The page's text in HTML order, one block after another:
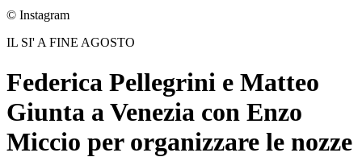
© Instagram
IL SI' A FINE AGOSTO
Federica Pellegrini e Matteo
Giunta a Venezia con Enzo
Miccio per organizzare le nozze